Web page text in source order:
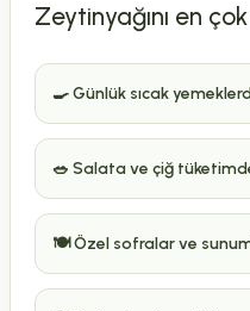
Zeytinyağını en
🍳 Günlük sıcak
🥗 Salata ve çiğ
🍽️ Özel sofralar ve